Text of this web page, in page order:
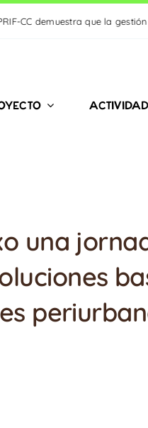
que la gestión comunitaria del
una